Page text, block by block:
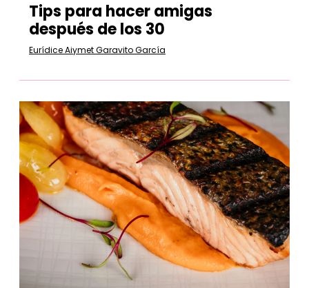
Tips para hacer amigas
después de los 30
Eurídice Aiymet Garavito García